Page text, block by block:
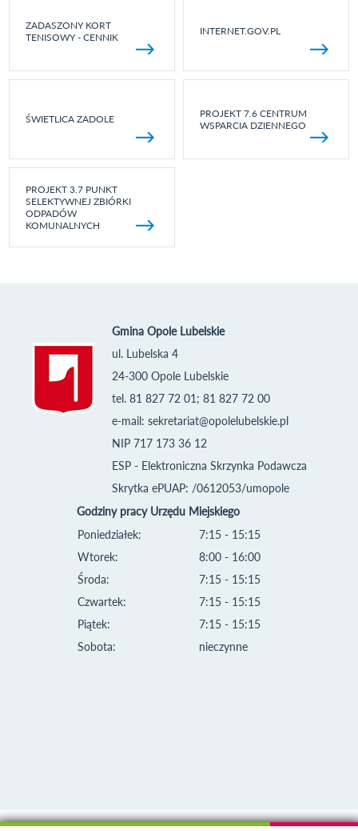
ZADASZONY KORT
TENISOWY - CENNIK
INTERNET.GOV.PL
ŚWIETLICA ZADOLE
PROJEKT 7.6 CENTRUM
WSPARCIA DZIENNEGO
PROJEKT 3.7 PUNKT
SELEKTYWNEJ ZBIÓRKI
ODPADÓW
KOMUNALNYCH
Gmina Opole Lubelskie
ul. Lubelska 4
24-300 Opole Lubelskie
tel. 81 827 72 01; 81 827 72 00
e-mail: sekretariat@opolelubelskie.pl
NIP 717 173 36 12
ESP - Elektroniczna Skrzynka Podawcza
Skrytka ePUAP: /0612053/umopole
Godziny pracy Urzędu Miejskiego
Poniedziałek:
Wtorek:
Środa:
Czwartek:
Piątek:
Sobota:
7:15 - 15:15
8:00 - 16:00
7:15 - 15:15
7:15 - 15:15
7:15 - 15:15
nieczynne